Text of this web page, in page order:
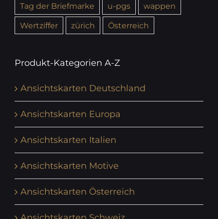
Tag der Briefmarke
u-pgs
wappen
Wertziffer
zürich Österreich
Produkt-Kategorien A-Z
Ansichtskarten Deutschland
Ansichtskarten Europa
Ansichtskarten Italien
Ansichtskarten Motive
Ansichtskarten Österreich